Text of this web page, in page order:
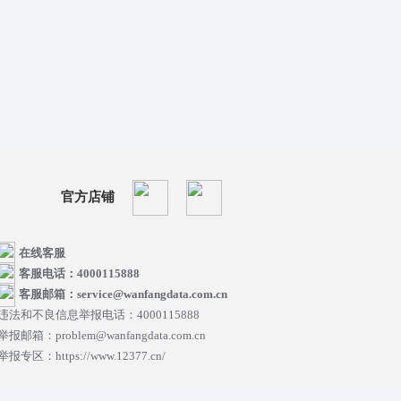
官方店铺
在线客服
客服电话：4000115888
客服邮箱：service@wanfangdata.com.cn
法和不良信息举报电话：4000115888
报邮箱：problem@wanfangdata.com.cn
报专区：https://www.12377.cn/